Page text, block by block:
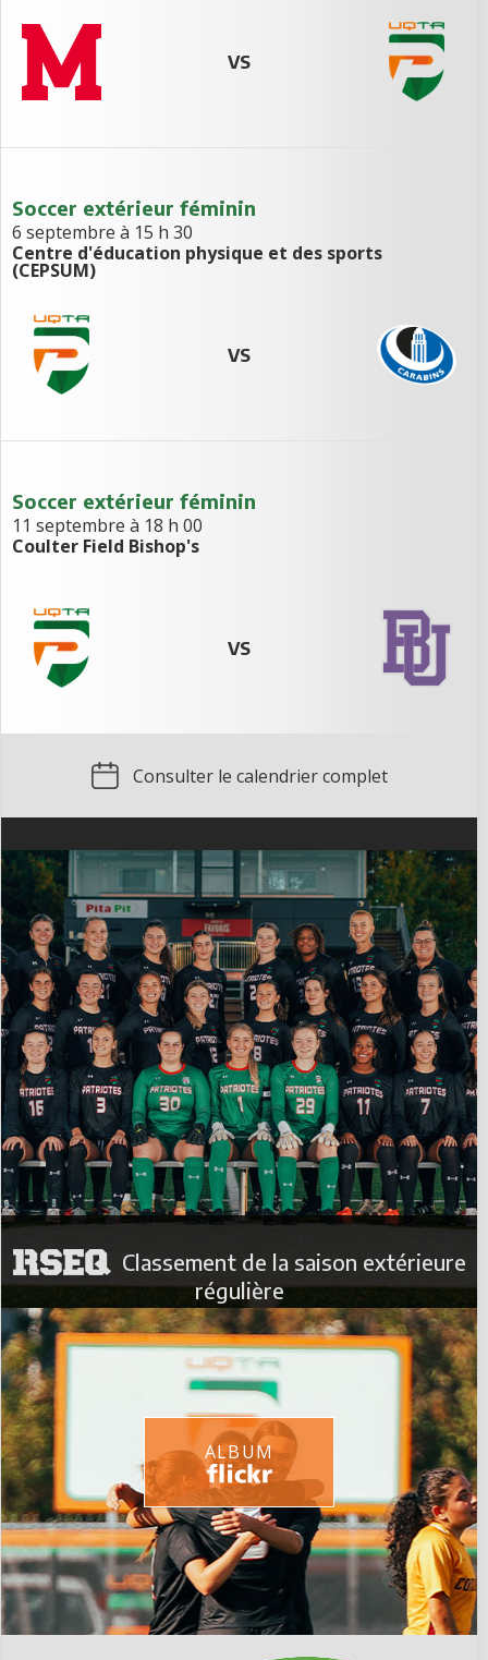
VS
Soccer extérieur féminin
6 septembre à 15 h 30
Centre d'éducation physique et des sports
(CEPSUM)
VS
Soccer extérieur féminin
11 septembre à 18 h 00
Coulter Field Bishop's
VS
Consulter le calendrier complet
Classement de la saison extérieure
régulière
ALBUM